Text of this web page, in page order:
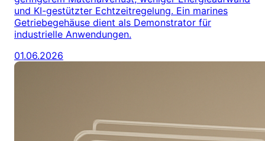
und KI-gestützter Echtzeitregelung. Ein marines
Getriebegehäuse dient als Demonstrator für
industrielle Anwendungen.
01.06.2026